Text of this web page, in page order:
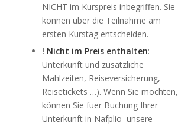
NICHT im Kurspreis inbegriffen. Sie
können über die Teilnahme am
ersten Kurstag entscheiden.
! Nicht im Preis enthalten:
Unterkunft und zusätzliche
Mahlzeiten, Reiseversicherung,
Reisetickets …). Wenn Sie möchten,
können Sie fuer Buchung Ihrer
Unterkunft in Nafplio unsere